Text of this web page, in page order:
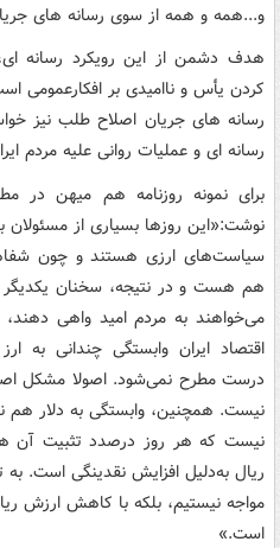
و...همه و همه از سوی رسانه های
هدف دشمن از این رویکرد رسانه
کردن یأس و ناامیدی بر افکارعمومی
رسانه های جریان اصلاح طلب نیز
رسانه ای و عملیات روانی علیه مردم
برای نمونه روزنامه هم میهن در
نوشت:«این روزها بسیاری از
سیاست‌های ارزی هستند و چون
هم هست و در نتیجه، سخنان یکدیگر
می‌خواهند به مردم امید واهی دهند،
اقتصاد ایران وابستگی چندانی به
درست مطرح نمی‌شود. اصولا مشکل
نیست. همچنین، وابستگی به دلار
نیست که هر روز درصدد تثبیت
ریال به‌دلیل افزایش نقدینگی است. به
مواجه نیستیم، بلکه با کاهش ارزش
است.»